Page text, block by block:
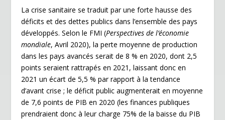
La crise sanitaire se traduit par une forte hausse des
déficits et des dettes publics dans l’ensemble des pays
développés. Selon le FMI (Perspectives de l’économie
mondiale, Avril 2020), la perte moyenne de production
dans les pays avancés serait de 8 % en 2020, dont 2,5
points seraient rattrapés en 2021, laissant donc en
2021 un écart de 5,5 % par rapport à la tendance
d’avant crise ; le déficit public augmenterait en moyenne
de 7,6 points de PIB en 2020 (les finances publiques
prendraient donc à leur charge 75% de la baisse du PIB